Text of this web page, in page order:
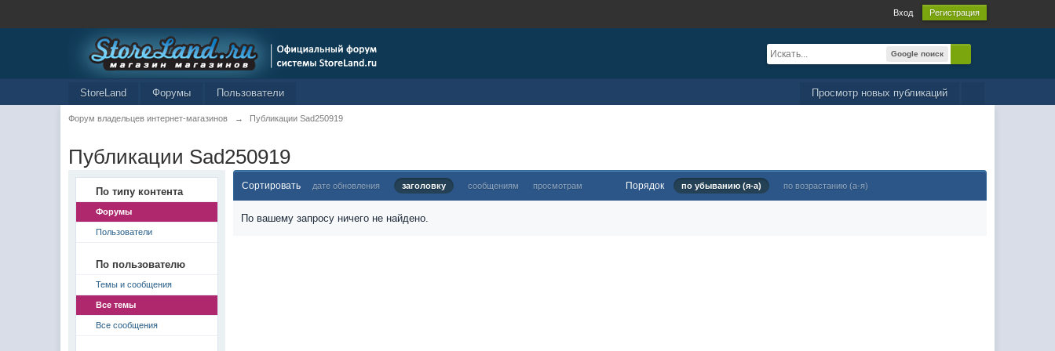
Вход Регистрация
Google поиск
Просмотр новых публикаций
StoreLand Форумы Пользователи
Форум владельцев интернет-магазинов → Публикации Sad250919
Публикации Sad250919
По типу контента
Форумы
Пользователи
По пользователю
Темы и сообщения
Все темы
Все сообщения
Сортировать дате обновления заголовку сообщениям просмотрам Порядок по убыванию (я-а) по возрастанию (а-я)
По вашему запросу ничего не найдено.